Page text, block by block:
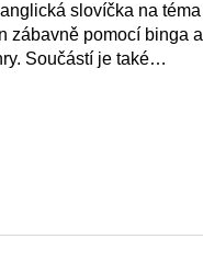
slovíčka na téma
zábavně pomocí binga a
Součástí je také